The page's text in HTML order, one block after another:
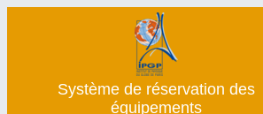
Système de réservation des
équipements